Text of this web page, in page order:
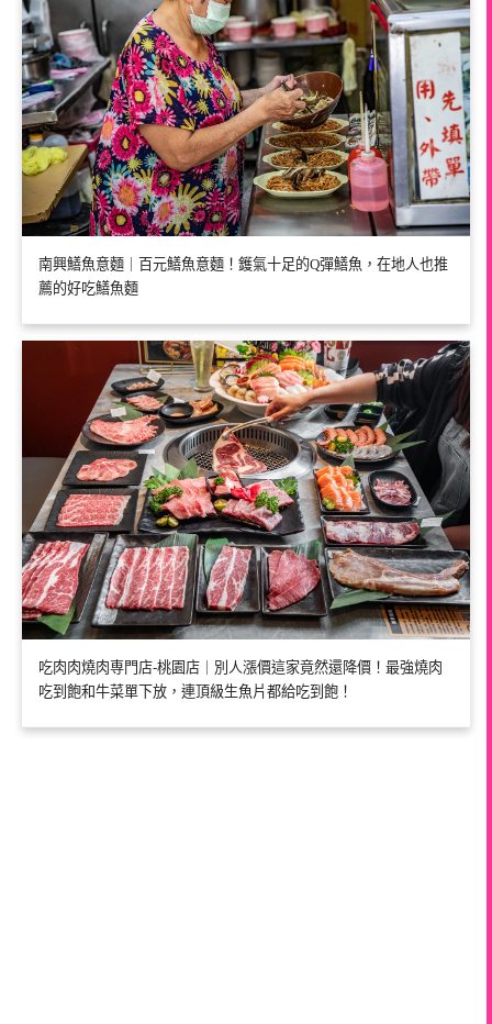
南興鱔魚意麵｜百元鱔魚意麵！鑊氣十足的Q彈鱔魚，在地人也推
薦的好吃鱔魚麵
吃肉肉燒肉専門店-桃園店｜別人漲價這家竟然還降價！最強燒肉
吃到飽和牛菜單下放，連頂級生魚片都給吃到飽！